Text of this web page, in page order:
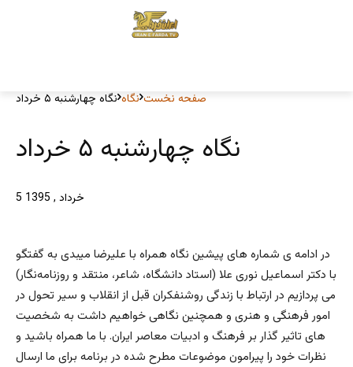
صفحه نخست نگاه نگاه چهارشنبه ۵ خرداد
نگاه چهارشنبه ۵ خرداد
5 خرداد , 1395
در ادامه ی شماره های پیشین نگاه همراه با علیرضا میبدی به گفتگو
با دکتر اسماعیل نوری علا (استاد دانشگاه، شاعر، منتقد و روزنامه‌نگار)
می پردازیم در ارتباط با زندگی روشنفکران قبل از انقلاب و سیر تحول در
امور فرهنگی و هنری و همچنین نگاهی خواهیم داشت به شخصیت
های تاثیر گذار بر فرهنگ و ادبیات معاصر ایران. با ما همراه باشید و
نظرات خود را پیرامون موضوعات مطرح شده در برنامه برای ما ارسال